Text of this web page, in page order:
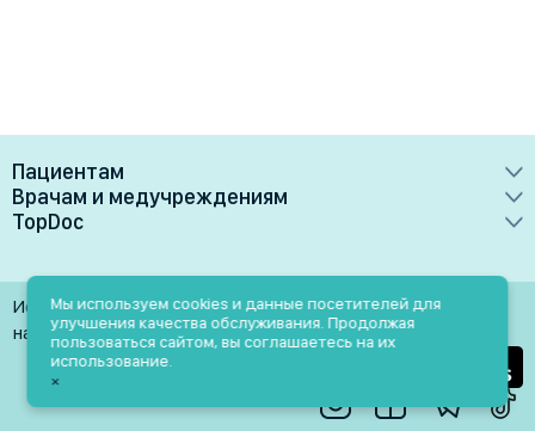
Пациентам
Врачи
Клиники
Лаборатории
Услуги
Блог
Акции и скидки
Врачам и медучреждениям
Преимущества
Медучреждениям
Врачам
TopDoc
Контакты
Помощь
Использование материалов разрешено только при
наличии активной ссылки на источник
Мы используем cookies и данные посетителей для
улучшения качества обслуживания. Продолжая
пользоваться сайтом, вы соглашаетесь на их
использование.
×